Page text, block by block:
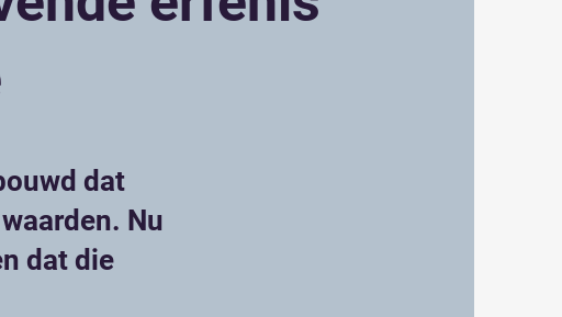
dat
Nu
dat die